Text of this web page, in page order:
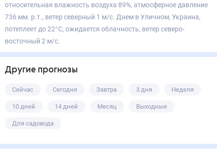
относительная влажность воздуха 89%, атмосферное давление
736 мм. р.т., ветер северный 1 м/с. Днем в Уличном, Украина,
потеплеет до 22°С, ожидается облачность, ветер северо-
восточный 2 м/с.
Другие прогнозы
Сейчас Сегодня Завтра 3 дня Неделя
10 дней 14 дней Месяц Выходные
Для садовода